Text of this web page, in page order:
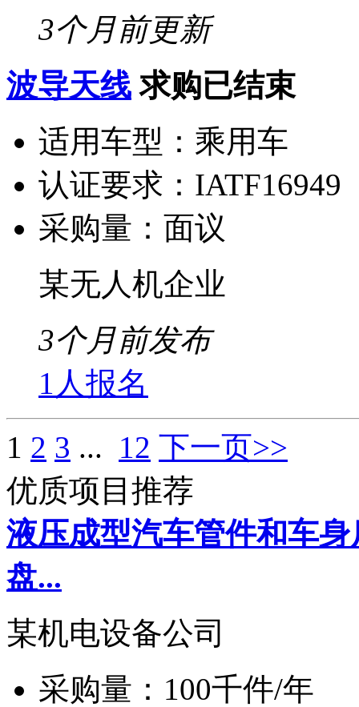
3个月前更新
波导天线 求购已结束
适用车型： 乘用车
认证要求： IATF16949
采购量： 面议
某无人机企业
3个月前发布
1人报名
1 2 3 ... 12 下一页>>
优质项目推荐
液压成型汽车管件和车
盘...
某机电设备公司
采购量： 100千件/年